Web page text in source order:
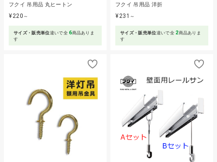
フクイ 吊用品 丸ヒートン
¥220 ～
サイズ・販売単位違いで全 6商品ありま
す
フクイ 吊用品 洋折
¥231 ～
サイズ・販売単位違いで全 2商品ありま
す